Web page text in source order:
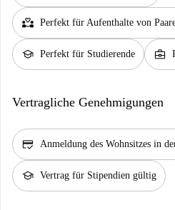
partner_heart Perfekt für Aufenthalte von
school Perfekt für Studierende business_center
Vertragliche Genehmigungen
credit_score Anmeldung des Wohnsitzes in
school Vertrag für Stipendien gültig